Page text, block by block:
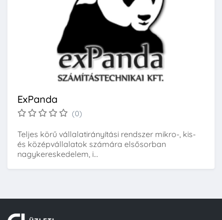
ExPanda
(0)
Teljes körű vállalatirányítási rendszer mikro-, kis-
és középvállalatok számára elsősorban
nagykereskedelem, i...